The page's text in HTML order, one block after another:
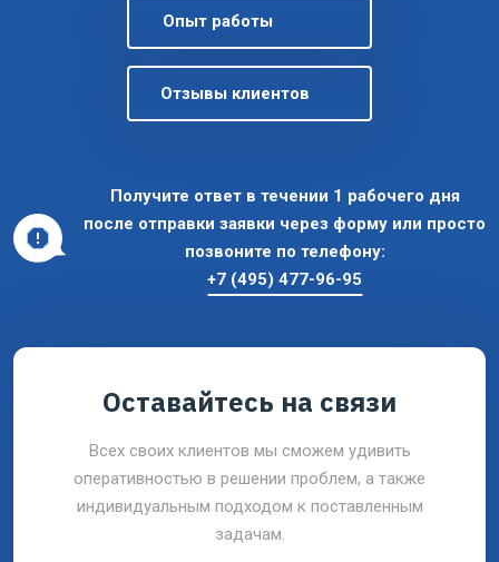
Опыт работы
Отзывы клиентов
Получите ответ в течении 1 рабочего дня
после отправки заявки через форму или просто
позвоните по телефону:
+7 (495) 477-96-95
Оставайтесь на связи
Всех своих клиентов мы сможем удивить
оперативностью в решении проблем, а также
индивидуальным подходом к поставленным
задачам.